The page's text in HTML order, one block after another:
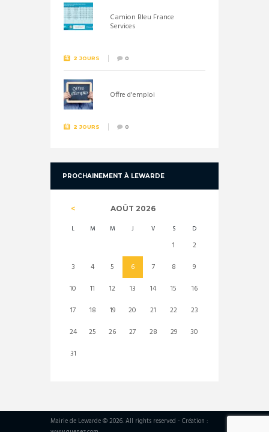
Camion Bleu France
Services
2 JOURS 0
Offre d'emploi
2 JOURS 0
PROCHAINEMENT À LEWARDE
AOÛT 2026
L M M J V S D
1
2
3
4 5 6 7 8
9
10
11 12 13 14 15
16
17
18 19 20 21 22
23
24
25 26 27 28 29
30
31
Mairie de Lewarde © 2026. All rights reserved - Création :